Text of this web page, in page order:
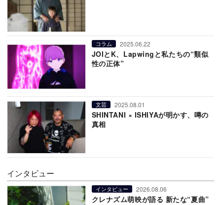
コラム 2025.06.22
JOIとK、Lapwingと私たちの“類似
性の正体”
文芸 2025.08.01
SHINTANI × ISHIYAが明かす、噂の
真相
インタビュー
インタビュー 2026.08.06
クレナズム萌映が語る 新たな“夏曲”